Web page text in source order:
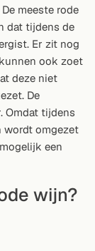
meeste rode
dat tijdens de
Er zit nog
ook zoet
deze niet
De
Omdat tijdens
wordt omgezet
een
wijn?